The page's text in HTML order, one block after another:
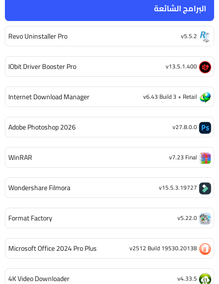
البرامج الشائعة
Revo Uninstaller Pro v5.5.2
IObit Driver Booster Pro v13.5.1.400
Internet Download Manager v6.43 Build 3 + Retail
Adobe Photoshop 2026 v27.8.0.0
WinRAR v7.23 Final
Wondershare Filmora v15.5.3.19727
Format Factory v5.22.0
Microsoft Office 2024 Pro Plus v2512 Build 19530.20138
4K Video Downloader v4.33.5